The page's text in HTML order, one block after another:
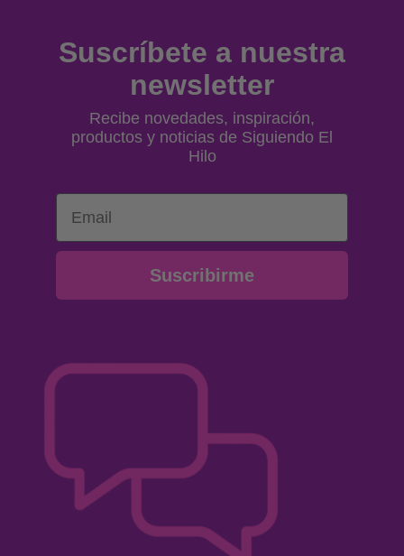
Suscríbete a nuestra
newsletter
Recibe novedades, inspiración,
productos y noticias de Siguiendo El
Hilo
Email
Suscribirme